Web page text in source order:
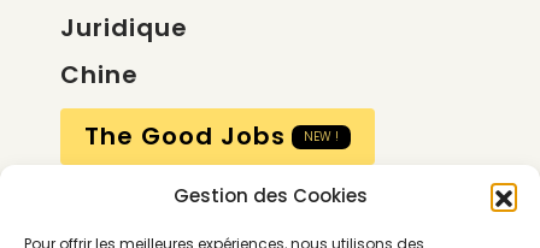
Gestion des Cookies
Pour offrir les meilleures expériences, nous utilisons des
Juridique
Chine
The Good Jobs
NEW !
Compte